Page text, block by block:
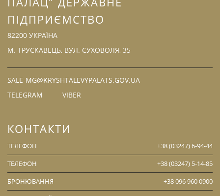
ПІДПРИЄМСТВО
82200 УКРАЇНА
М. ТРУСКАВЕЦЬ, ВУЛ. СУХОВОЛЯ, 35
SALE-MG@KRYSHTALEVYPALATS.GOV.UA
TELEGRAM
VIBER
КОНТАКТИ
ТЕЛЕФОН
+38 (03247) 6-94-44
ТЕЛЕФОН
+38 (03247) 5-14-85
БРОНЮВАННЯ
+38 096 960 0900